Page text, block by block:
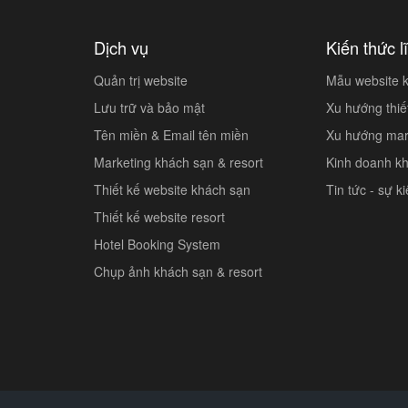
Dịch vụ
Quản trị website
Lưu trữ và bảo mật
Tên miền & Email tên miền
Marketing khách sạn & resort
Thiết kế website khách sạn
Thiết kế website resort
Hotel Booking System
Chụp ảnh khách sạn & resort
Kiến thức
Mẫu website
Xu hướng
Xu hướng
Kinh doanh
Tin tức - sự